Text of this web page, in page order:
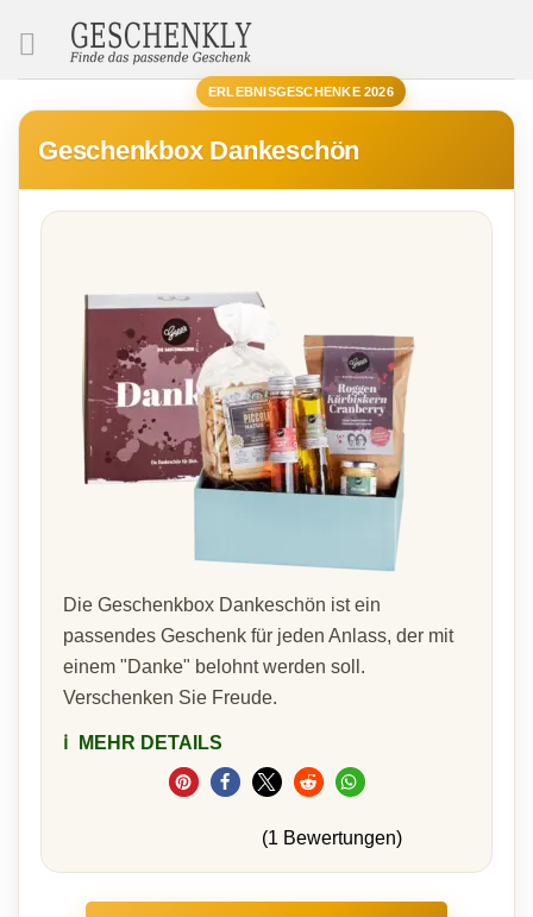
ERLEBNISGESCHENKE 2026
Geschenkbox Dankeschön
Die Geschenkbox Dankeschön ist ein
passendes Geschenk für jeden Anlass, der mit
einem "Danke" belohnt werden soll.
Verschenken Sie Freude.
ℹ️ MEHR DETAILS
(1 Bewertungen)